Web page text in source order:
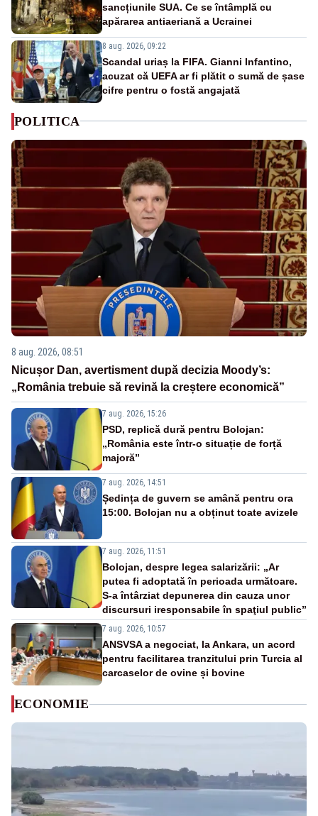
sancțiunile SUA. Ce se întâmplă cu
apărarea antiaeriană a Ucrainei
8 aug. 2026, 09:22
Scandal uriaș la FIFA. Gianni Infantino,
acuzat că UEFA ar fi plătit o sumă de șase
cifre pentru o fostă angajată
POLITICA
8 aug. 2026, 08:51
Nicușor Dan, avertisment după decizia Moody’s:
„România trebuie să revină la creștere economică”
7 aug. 2026, 15:26
PSD, replică dură pentru Bolojan:
„România este într-o situație de forță
majoră”
7 aug. 2026, 14:51
Ședința de guvern se amână pentru ora
15:00. Bolojan nu a obținut toate avizele
7 aug. 2026, 11:51
Bolojan, despre legea salarizării: „Ar
putea fi adoptată în perioada următoare.
S-a întârziat depunerea din cauza unor
discursuri iresponsabile în spaţiul public”
7 aug. 2026, 10:57
ANSVSA a negociat, la Ankara, un acord
pentru facilitarea tranzitului prin Turcia al
carcaselor de ovine și bovine
ECONOMIE